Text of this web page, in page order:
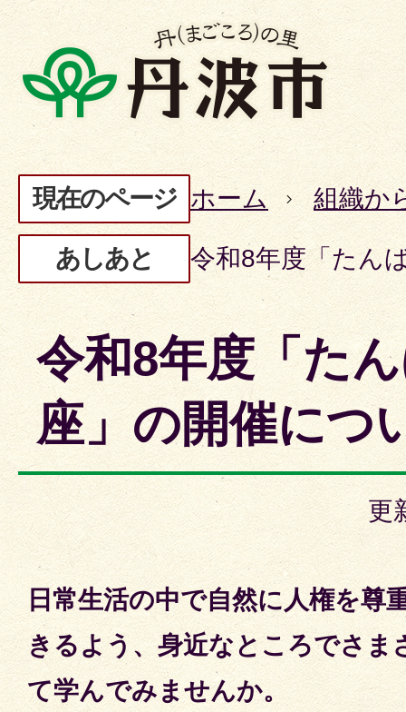
現在のページ ホーム 組織か
あしあと 令和8年度「たん
令和8年度「た
座」の開催につ
更
日常生活の中で自然に人権を尊
きるよう、身近なところでさま
て学んでみませんか。